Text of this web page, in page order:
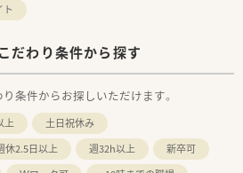
ト
だわり条件から探す
条件からお探しいただけます。
上
土日祝休み
休2.5日以上 週32h以上
新卒可